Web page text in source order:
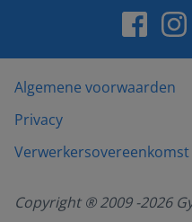
Algemene voorwaarden
Privacy
Verwerkersovereenkomst
Copyright ® 2009 -2026